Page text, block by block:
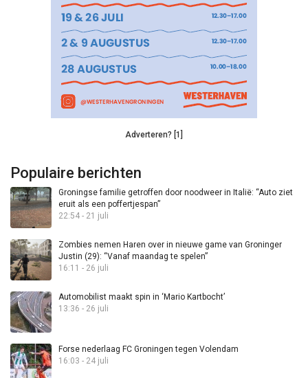
Adverteren? [1]
Populaire berichten
Groningse familie getroffen door noodweer in Italië: “Auto ziet
eruit als een poffertjespan”
22:54 - 21 juli
Zombies nemen Haren over in nieuwe game van Groninger
Justin (29): “Vanaf maandag te spelen”
16:11 - 26 juli
Automobilist maakt spin in ‘Mario Kartbocht’
13:36 - 26 juli
Forse nederlaag FC Groningen tegen Volendam
16:03 - 24 juli